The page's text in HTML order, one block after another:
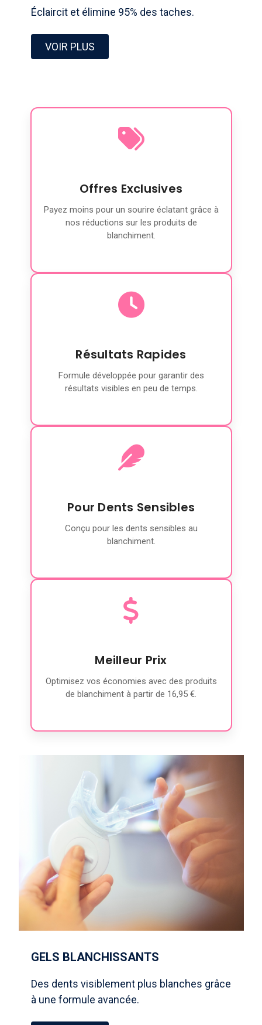
Éclaircit et élimine 95% des taches.
VOIR PLUS
Offres Exclusives
Payez moins pour un sourire éclatant grâce à
nos réductions sur les produits de
blanchiment.
Résultats Rapides
Formule développée pour garantir des
résultats visibles en peu de temps.
Pour Dents Sensibles
Conçu pour les dents sensibles au
blanchiment.
Meilleur Prix
Optimisez vos économies avec des produits
de blanchiment à partir de 16,95 €.
GELS BLANCHISSANTS
Des dents visiblement plus blanches grâce
à une formule avancée.